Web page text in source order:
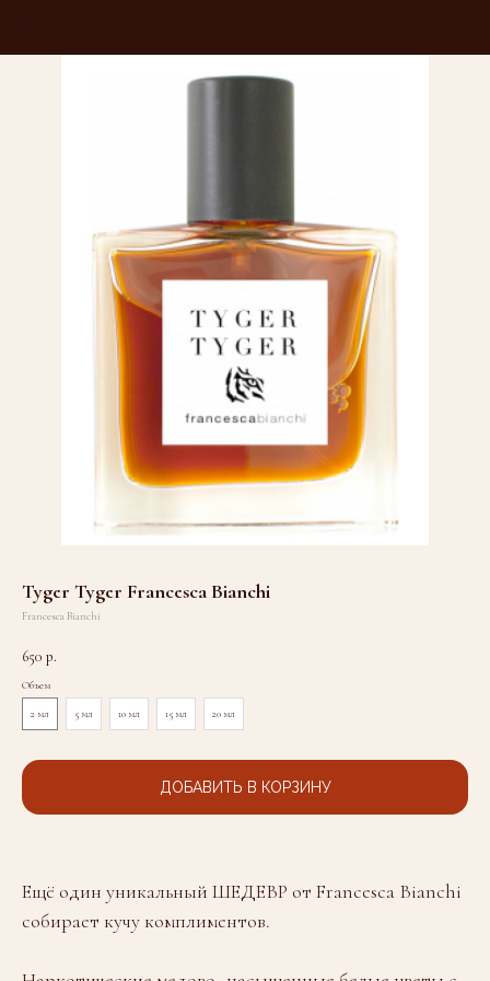
Tyger Tyger Francesca Bianchi
Francesca Bianchi
650 р.
Объем
2 мл 5 мл 10 мл 15 мл 20 мл
ДОБАВИТЬ В КОРЗИНУ
Ещё один уникальный ШЕДЕВР от Francesca Bianchi
собирает кучу комплиментов.